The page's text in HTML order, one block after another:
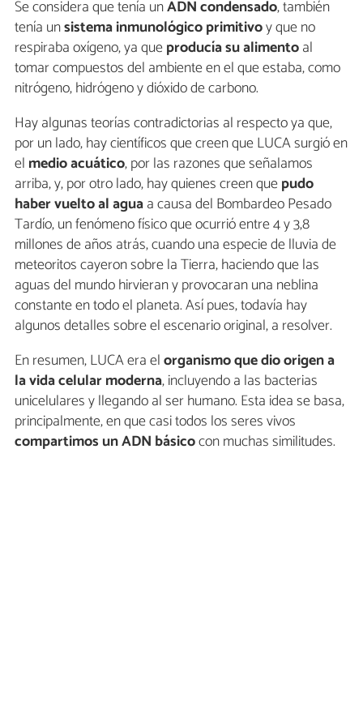
Se considera que tenía unADN condensado, también
tenía unsistema inmunológico primitivoy que no
respiraba oxígeno, ya queproducía su alimentoal
tomar compuestos del ambiente en el que estaba, como
nitrógeno, hidrógeno y dióxido de carbono.
Hay algunas teorías contradictorias al respecto ya que,
por un lado, hay científicos que creen que LUCA surgió en
el medio acuático, por las razones que señalamos
arriba, y, por otro lado, hay quienes creen quepudo
haber vuelto al aguaa causa del Bombardeo Pesado
Tardío, un fenómeno físico que ocurrió entre 4 y 3,8
millones de años atrás, cuando una especie de lluvia de
meteoritos cayeron sobre la Tierra, haciendo que las
aguas del mundo hirvieran y provocaran una neblina
constante en todo el planeta. Así pues, todavía hay
algunos detalles sobre el escenario original, a resolver.
En resumen, LUCA era elorganismo que dio origen a
la vida celular moderna, incluyendo a las bacterias
unicelulares y llegando al ser humano. Esta idea se basa,
principalmente, en que casi todos los seres vivos
compartimos un ADN básicocon muchas similitudes.